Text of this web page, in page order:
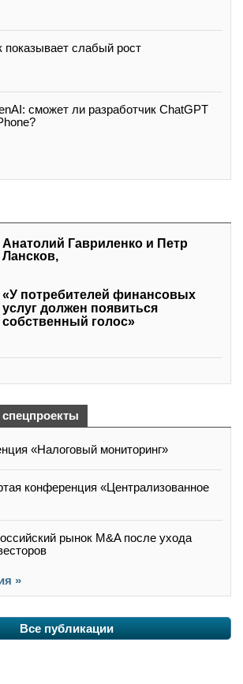
слабый рост
сможет ли разработчик ChatGPT
Анатолий Гавриленко и Петр
Лансков,
«У потребителей финансовых
услуг должен появиться
собственный голос»
«Налоговый мониторинг»
конференция «Централизованное
рынок M&A после ухода
»
Все публикации